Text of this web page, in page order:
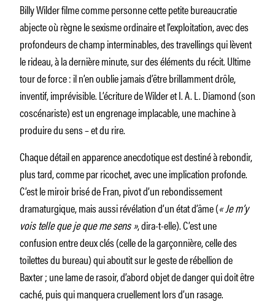
Billy Wilder filme comme personne cette petite bureaucratie
abjecte où règne le sexisme ordinaire et l’exploitation, avec des
profondeurs de champ interminables, des travellings qui lèvent
le rideau, à la dernière minute, sur des éléments du récit. Ultime
tour de force : il n’en oublie jamais d’être brillamment drôle,
inventif, imprévisible. L’écriture de Wilder et I. A. L. Diamond (son
coscénariste) est un engrenage implacable, une machine à
produire du sens – et du rire.
Chaque détail en apparence anecdotique est destiné à rebondir,
plus tard, comme par ricochet, avec une implication profonde.
C’est le miroir brisé de Fran, pivot d’un rebondissement
dramaturgique, mais aussi révélation d’un état d’âme (« Je m’y
vois telle que je que me sens », dira-t-elle). C’est une
confusion entre deux clés (celle de la garçonnière, celle des
toilettes du bureau) qui aboutit sur le geste de rébellion de
Baxter ; une lame de rasoir, d’abord objet de danger qui doit être
caché, puis qui manquera cruellement lors d’un rasage.